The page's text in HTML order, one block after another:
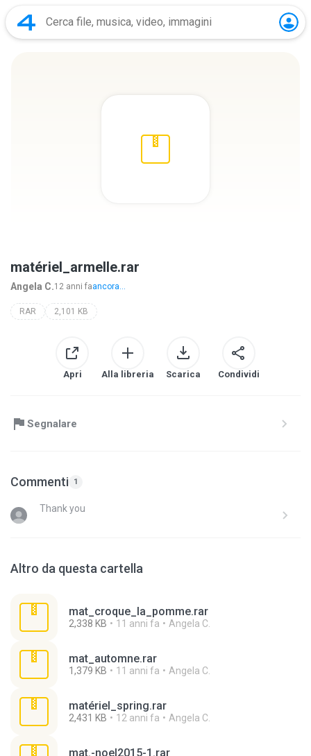
matériel_armelle.rar
Angela C.12 anni faancora...
RAR 2,101 KB
Apri Alla libreria Scarica Condividi
Segnalare
Commenti 1
Thank you
Altro da questa cartella
mat_croque_la_pomme.rar
2,338 KB 11 anni fa Angela C.
mat_automne.rar
1,379 KB 11 anni fa Angela C.
matériel_spring.rar
2,431 KB 12 anni fa Angela C.
mat.-noel2015-1.rar